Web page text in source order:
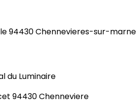
94430 Chennevieres-sur-marne
du Luminaire
94430 Chenneviere